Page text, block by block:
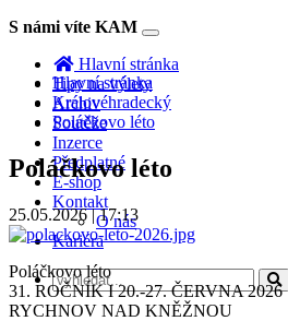
S námi víte KAM
Toggle
navigation
Hlavní stránka
Tipy na výlety
Archiv
Soutěže
Inzerce
Předplatné
E-shop
Kontakt
O nás
Kariéra
Hlavní stránka
Královéhradecký
Poláčkovo léto
Poláčkovo léto
25.05.2026 | 17:13
Poláčkovo léto
31. ROČNÍK I 20.-27. ČERVNA 2026
RYCHNOV NAD KNĚŽNOU